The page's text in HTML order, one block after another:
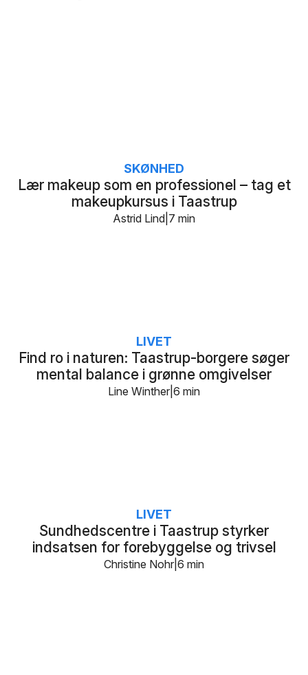
Lær makeup som en professionel – tag et
makeupkursus i Taastrup
SKØNHED
7 min
Astrid Lind
Find ro i naturen: Taastrup-borgere søger
mental balance i grønne omgivelser
LIVET
6 min
Line Winther
Sundhedscentre i Taastrup styrker
indsatsen for forebyggelse og trivsel
LIVET
6 min
Christine Nohr